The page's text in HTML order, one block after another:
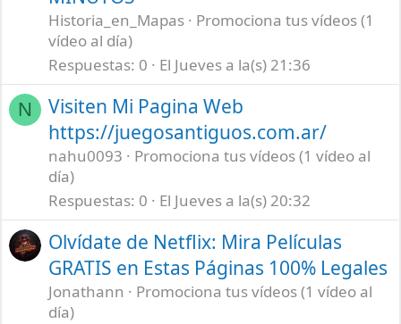
Historia_en_Mapas
Promociona tus vídeos (1
vídeo al día)
Respuestas 0 El Jueves a la(s) 21:36
N
Visiten Mi Pagina Web
https://juegosantiguos.com.ar/
nahu0093
Promociona tus vídeos (1 vídeo al
día)
Respuestas 0 El Jueves a la(s) 20:32
Olvídate de Netflix: Mira Películas
GRATIS en Estas Páginas 100% Legales
Jonathann
Promociona tus vídeos (1 vídeo al
día)